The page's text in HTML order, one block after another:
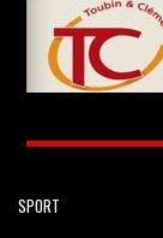
SPORT